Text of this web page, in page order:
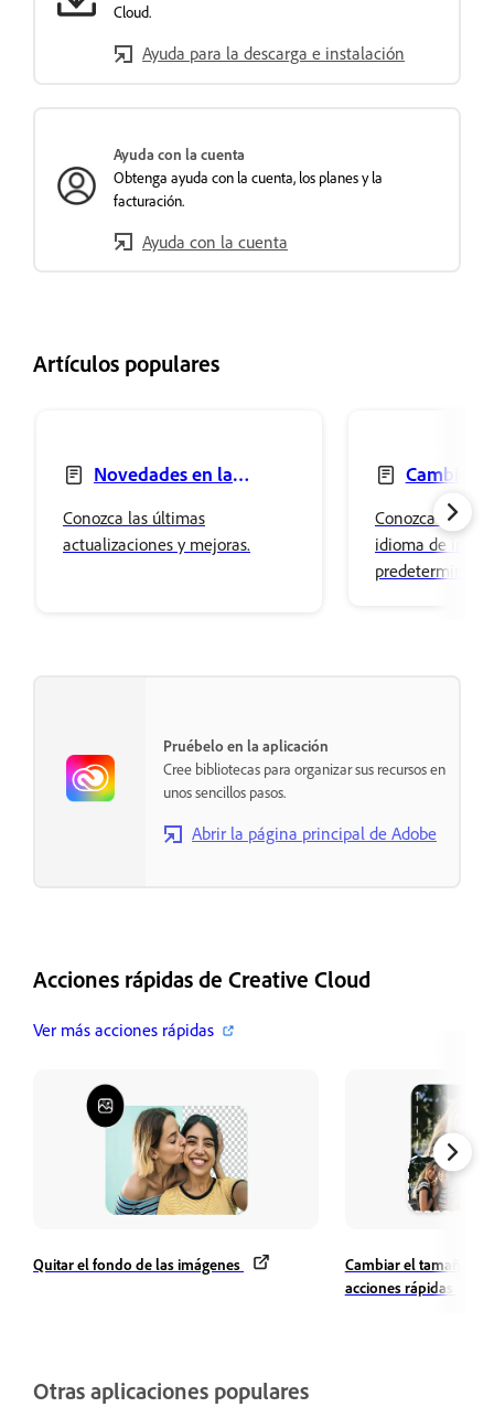
Cloud.
Ayuda para la descarga e instalación
Ayuda con la cuenta
Obtenga ayuda con la cuenta, los planes y la
facturación.
Ayuda con la cuenta
Artículos populares
Novedades en la
Cloud
Conozca las últimas
actualizaciones y mejoras.
Cambiar
las
Cloud
Conozca cómo
idioma de
predeterminado
Pruébelo en la aplicación
Cree bibliotecas para organizar sus recursos en
unos sencillos pasos.
Abrir la página principal de Adobe
Acciones rápidas de Creative Cloud
Ver más acciones rápidas
Quitar el fondo de las imágenes
Cambiar el tamaño de
acciones rápidas
Otras aplicaciones populares